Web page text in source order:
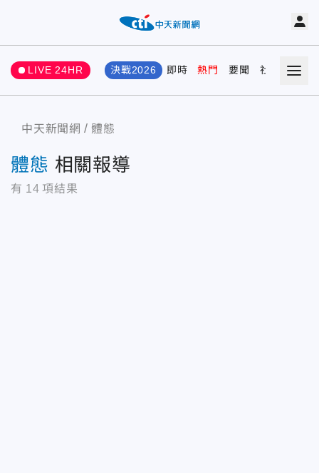
LIVE 24HR 決戰2026 即時 熱門 要聞 社會 娛樂
中天新聞網 體態
體態 相關報導
有 14 項結果